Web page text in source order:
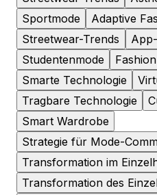
Sportmode
Adaptive
Streetwear-Trends
Studentenmode
Smarte Technologie
Tragbare Technologie
Smart Wardrobe
Strategie für Mode-
Transformation im
Transformation des